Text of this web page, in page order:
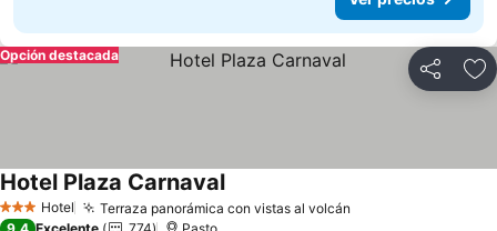
Compartir
Opción destacada
3 Estrellas
Hotel Terraza panorámica con vistas al volcán
Hotel Plaza CarnavalVer precios